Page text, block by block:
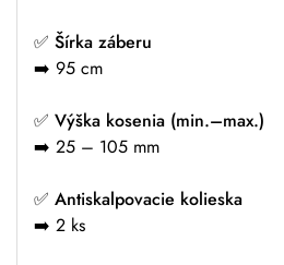
✅ Šírka záberu
➡️ 95 cm
✅ Výška kosenia (min.–max.)
➡️ 25 – 105 mm
✅ Antiskalpovacie kolieska
➡️ 2 ks